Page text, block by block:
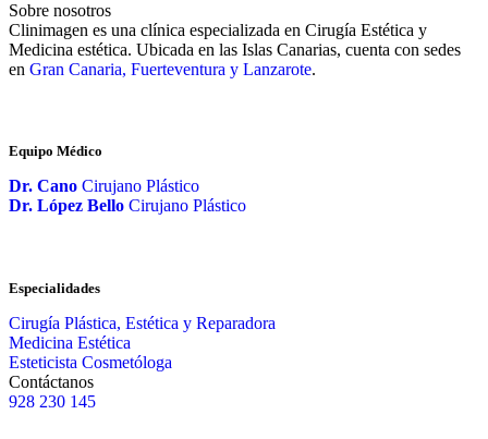
Sobre nosotros
Clinimagen es una clínica especializada en Cirugía Estética y
Medicina estética. Ubicada en las Islas Canarias, cuenta con sedes
en Gran Canaria, Fuerteventura y Lanzarote.
Equipo Médico
Dr. Cano Cirujano Plástico
Dr. López Bello Cirujano Plástico
Especialidades
Cirugía Plástica, Estética y Reparadora
Medicina Estética
Esteticista Cosmetóloga
Contáctanos
928 230 145